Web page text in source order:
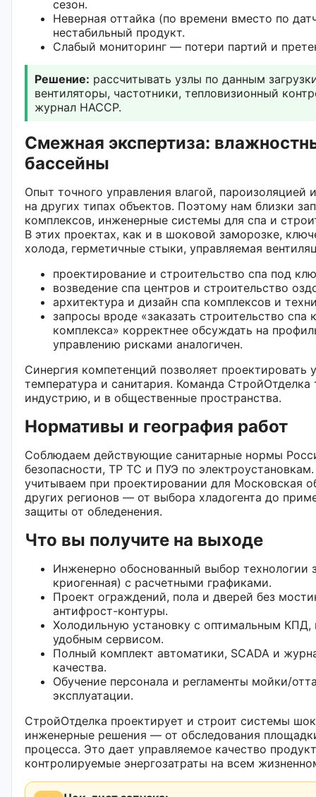
сезон.
Неверная оттайка (по времени вместо по
нестабильный продукт.
Слабый мониторинг — потери партий и
Решение: рассчитывать узлы по данным
вентиляторы, частотники, тепловизионный
журнал HACCP.
Смежная экспертиза:
бассейны
Опыт точного управления влагой,
на других типах объектов. Поэтому нам близки
комплексов, инженерные системы для спа и
В этих проектах, как и в шоковой заморозке,
холода, герметичные стыки, управляемая
проектирование и строительство спа под
возведение спа центров и строительство
архитектура и дизайн спа комплексов и
запросы вроде «заказать строительство спа
комплекса» корректнее обсуждать на
управлению рисками аналогичен.
Синергия компетенций позволяет проектировать
температура и санитария. Команда
индустрию, и в общественные пространства.
Нормативы и география работ
Соблюдаем действующие санитарные нормы
безопасности, ТР ТС и ПУЭ по
учитываем при проектировании для Московская
других регионов — от выбора хладогента до
защиты от обледенения.
Что вы получите на выходе
Инженерно обоснованный выбор технологии
криогенная) с расчетными графиками.
Проект ограждений, пола и дверей без
антифрост-контуры.
Холодильную установку с оптимальным
удобным сервисом.
Полный комплект автоматики, SCADA и
качества.
Обучение персонала и регламенты мойки/
эксплуатации.
СтройОтделка проектирует и строит системы
инженерные решения — от обследования
процесса. Это дает управляемое качество
контролируемые энергозатраты на всем